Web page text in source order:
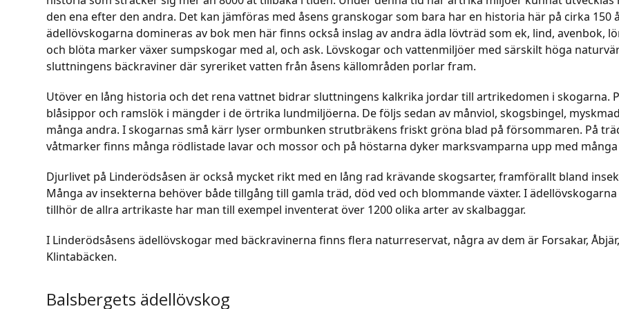
den ena efter den andra. Det kan jämföras med åsens granskogar som bara har en historia här på cirka 150
ädellövskogarna domineras av bok men här finns också inslag av andra ädla lövträd som ek, lind, avenbok,
och blöta marker växer sumpskogar med al, och ask. Lövskogar och vattenmiljöer med särskilt höga
sluttningens bäckraviner där syreriket vatten från åsens källområden porlar fram.
Utöver en lång historia och det rena vattnet bidrar sluttningens kalkrika jordar till artrikedomen i skogarna.
blåsippor och ramslök i mängder i de örtrika lundmiljöerna. De följs sedan av månviol, skogsbingel,
många andra. I skogarnas små kärr lyser ormbunken strutbräkens friskt gröna blad på försommaren. På
våtmarker finns många rödlistade lavar och mossor och på höstarna dyker marksvamparna upp med
Djurlivet på Linderödsåsen är också mycket rikt med en lång rad krävande skogsarter, framförallt bland
Många av insekterna behöver både tillgång till gamla träd, död ved och blommande växter. I
tillhör de allra artrikaste har man till exempel inventerat över 1200 olika arter av skalbaggar.
I Linderödsåsens ädellövskogar med bäckravinerna finns flera naturreservat, några av dem är Forsakar,
Klintabäcken.
Balsbergets ädellövskog